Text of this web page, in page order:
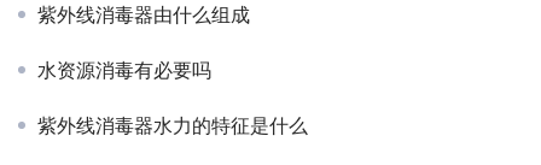
紫外线消毒器由什么组成
水资源消毒有必要吗
紫外线消毒器水力的特征是什么